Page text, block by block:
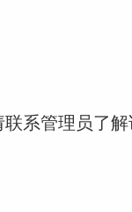
系管理员了